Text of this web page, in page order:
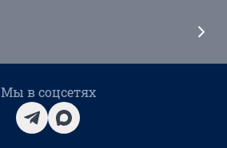
Мы в соцсетях